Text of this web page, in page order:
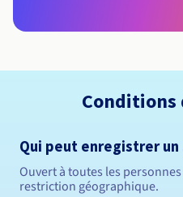
Qui peut enregistrer un
Ouvert à toutes les
restriction géographique.